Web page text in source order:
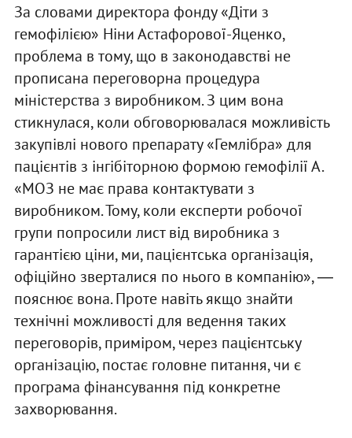
За словами директора фонду «Діти з
гемофілією» Ніни Астафорової-Яценко,
проблема в тому, що в законодавстві не
прописана переговорна процедура
міністерства з виробником. З цим вона
стикнулася, коли обговорювалася можливість
закупівлі нового препарату «Гемлібра» для
пацієнтів з інгібіторною формою гемофілії А.
«МОЗ не має права контактувати з
виробником. Тому, коли експерти робочої
групи попросили лист від виробника з
гарантією ціни, ми, пацієнтська організація,
офіційно зверталися по нього в компанію», ―
пояснює вона. Проте навіть якщо знайти
технічні можливості для ведення таких
переговорів, приміром, через пацієнтську
організацію, постає головне питання, чи є
програма фінансування під конкретне
захворювання.